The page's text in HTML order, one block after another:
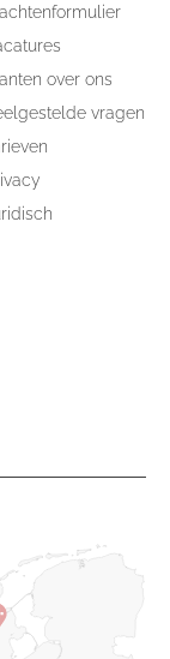
over ons
vragen